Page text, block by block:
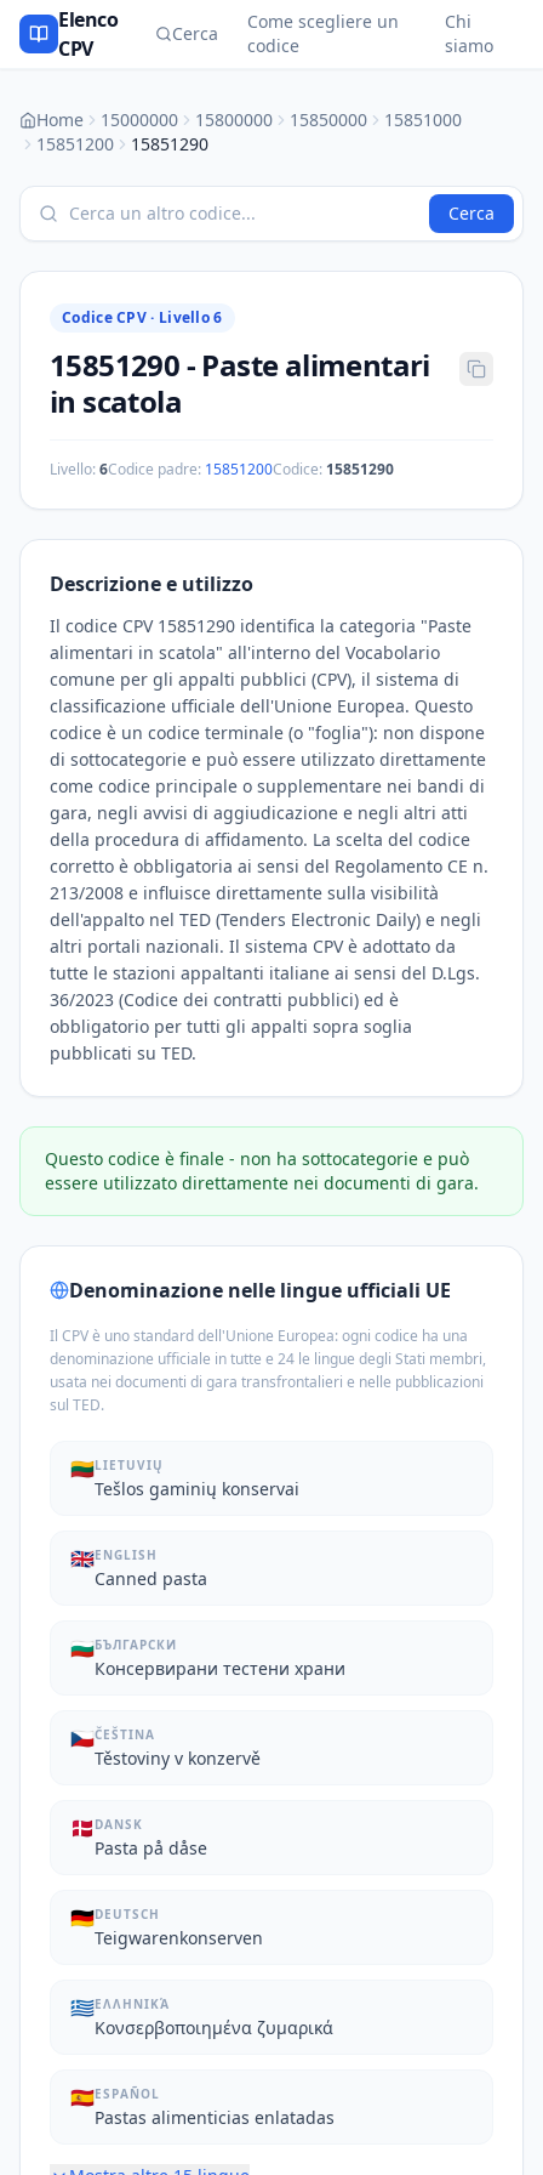
Elenco
CPV
Cerca
Come scegliere un
codice
Chi
siamo
Home 15000000 15800000 15850000
15851000
15851200
15851290
Cerca
Codice CPV · Livello 6
15851290- Paste alimentari
in scatola
Livello:6Codice padre: 15851200Codice: 15851290
Descrizione e utilizzo
Il codice CPV 15851290 identifica la categoria "Paste
alimentari in scatola" all'interno del Vocabolario
comune per gli appalti pubblici (CPV), il sistema di
classificazione ufficiale dell'Unione Europea. Questo
codice è un codice terminale (o "foglia"): non dispone
di sottocategorie e può essere utilizzato direttamente
come codice principale o supplementare nei bandi di
gara, negli avvisi di aggiudicazione e negli altri atti
della procedura di affidamento. La scelta del codice
corretto è obbligatoria ai sensi del Regolamento CE n.
213/2008 e influisce direttamente sulla visibilità
dell'appalto nel TED (Tenders Electronic Daily) e negli
altri portali nazionali. Il sistema CPV è adottato da
tutte le stazioni appaltanti italiane ai sensi del D.Lgs.
36/2023 (Codice dei contratti pubblici) ed è
obbligatorio per tutti gli appalti sopra soglia
pubblicati su TED.
Questo codice è finale - non ha sottocategorie e può
essere utilizzato direttamente nei documenti di gara.
Denominazione nelle lingue ufficiali UE
Il CPV è uno standard dell'Unione Europea: ogni codice ha una
denominazione ufficiale in tutte e 24 le lingue degli Stati membri,
usata nei documenti di gara transfrontalieri e nelle pubblicazioni
sul TED.
🇱🇹LIETUVIŲ
Tešlos gaminių konservai
🇬🇧ENGLISH
Canned pasta
🇧🇬БЪЛГАРСКИ
Консервирани тестени храни
🇨🇿ČEŠTINA
Těstoviny v konzervě
🇩🇰 DANSK
Pasta på dåse
🇩🇪DEUTSCH
Teigwarenkonserven
🇬🇷ΕΛΛΗΝΙΚΆ
Κονσερβοποιημένα ζυμαρικά
🇪🇸ESPAÑOL
Pastas alimenticias enlatadas